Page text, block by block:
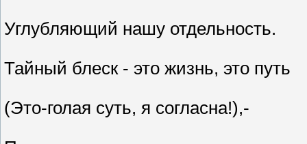
Углубляющий нашу отдельность.
Тайный блеск - это жизнь, это путь
(Это-голая суть, я согласна!),-